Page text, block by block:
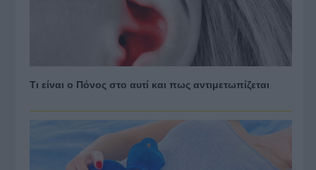
Τι είναι ο Πόνος στο αυτί και πως αντιμετωπίζεται